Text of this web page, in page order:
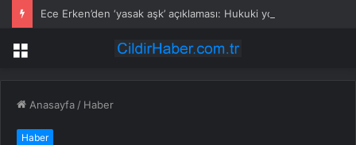
Menü
Anasayfa / Haber
Haber